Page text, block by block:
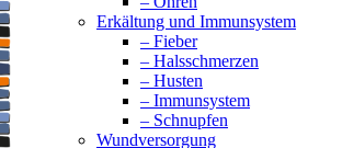
Erkältung und Immunsystem
– Fieber
– Halsschmerzen
– Husten
– Immunsystem
– Schnupfen
Wundversorgung